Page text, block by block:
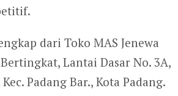
dari Toko MAS Jenewa
Lantai Dasar No. 3A,
Padang Bar., Kota Padang.